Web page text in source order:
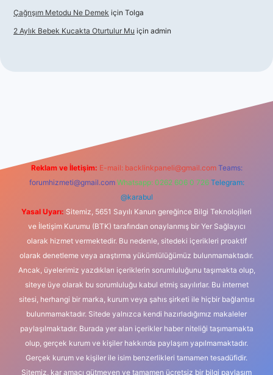
Çağrışım Metodu Ne Demek için Tolga
2 Aylık Bebek Kucakta Oturtulur Mu için admin
Reklam ve İletişim: E-mail: backlinkpaneli@gmail.com Teams:
forumhizmeti@gmail.com Whatsapp: 0262 606 0 726 Telegram:
@karabul
Yasal Uyarı: Sitemiz, 5651 Sayılı Kanun gereğince Bilgi Teknolojileri
ve İletişim Kurumu (BTK) tarafından onaylanmış bir Yer Sağlayıcı
olarak hizmet vermektedir. Bu nedenle, sitedeki içerikleri proaktif
olarak denetleme veya araştırma yükümlülüğümüz bulunmamaktadır.
Ancak, üyelerimiz yazdıkları içeriklerin sorumluluğunu taşımakta olup,
siteye üye olarak bu sorumluluğu kabul etmiş sayılırlar. Bu internet
sitesi, herhangi bir marka, kurum veya şahıs şirketi ile hiçbir bağlantısı
bulunmamaktadır. Sitede yalnızca kendi hazırladığımız makaleler
paylaşılmaktadır. Burada yer alan içerikler haber niteliği taşımamakta
olup, gerçek kurum ve kişiler hakkında paylaşım yapılmamaktadır.
Gerçek kurum ve kişiler ile isim benzerlikleri tamamen tesadüfidir.
Sitemiz, kar amacı gütmeyen ve tamamen ücretsiz bir bilgi paylaşım